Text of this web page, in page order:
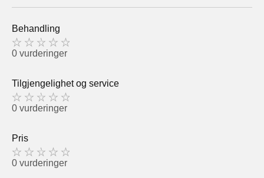
Behandling
0 vurderinger
Tilgjengelighet og service
0 vurderinger
Pris
0 vurderinger